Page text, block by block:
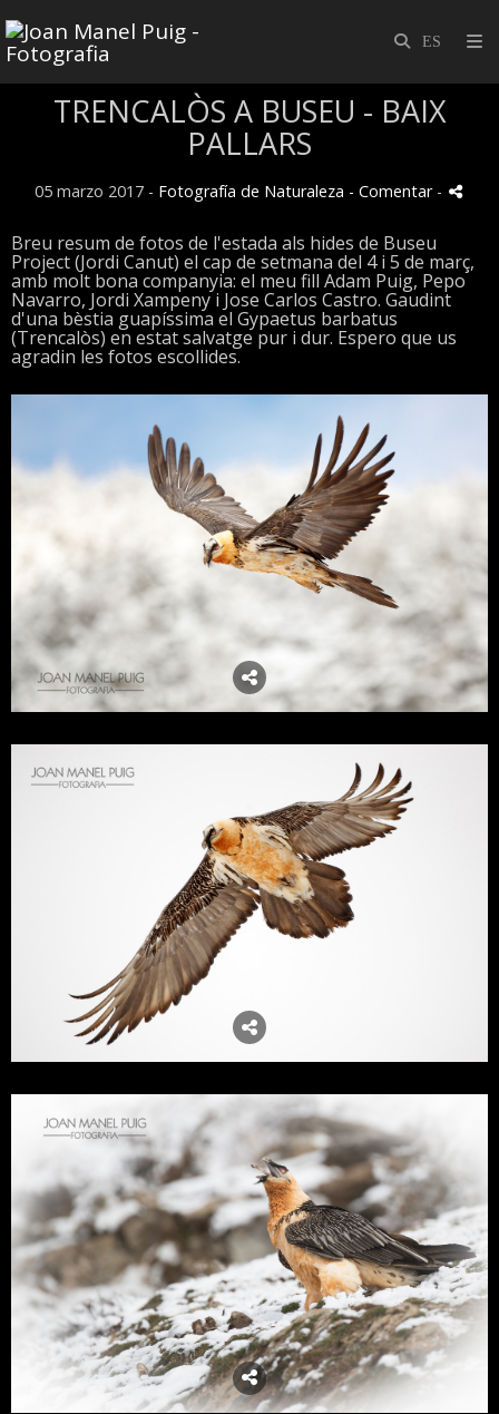
TRENCALÒS A BUSEU - BAIX
PALLARS
05 marzo 2017 - Fotografía de Naturaleza - Comentar -
Breu resum de fotos de l'estada als hides de Buseu
Project (Jordi Canut) el cap de setmana del 4 i 5 de març,
amb molt bona companyia: el meu fill Adam Puig, Pepo
Navarro, Jordi Xampeny i Jose Carlos Castro. Gaudint
d'una bèstia guapíssima el Gypaetus barbatus
(Trencalòs) en estat salvatge pur i dur. Espero que us
agradin les fotos escollides.